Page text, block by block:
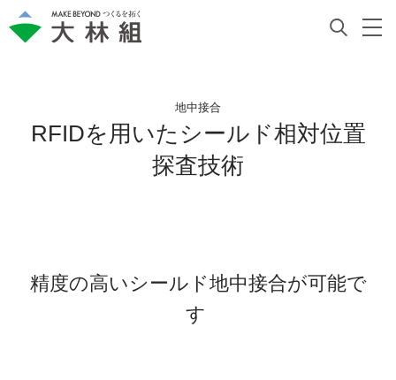
地中接合
RFIDを用いたシールド相対位置
探査技術
精度の高いシールド地中接合が可能で
す